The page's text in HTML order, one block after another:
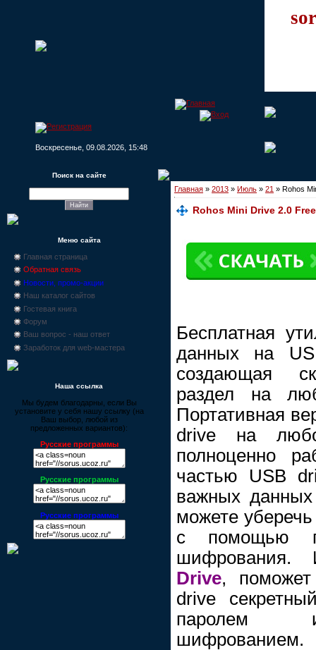
Воскресенье, 09.08.2026, 15:48
Поиск на сайте
Меню сайта
Главная страница
Обратная связь
Новости, промо-акции
Наш каталог сайтов
Гостевая книга
Форум
Ваш вопрос - наш ответ
Заработок для web-мастера
Наша ссылка
Мы будем благодарны, если Вы
установите у себя нашу ссылку (на
Ваш выбор, любой из
предложенных вариантов):
Русские программы
Русские программы
Русские программы
Главная » 2013 » Июль » 21 » Rohos
Rohos Mini Drive 2.0
Бесплатная
данных на
создающая
раздел на
Портативная
drive на
полноценно
частью USB
важных
можете уберечь
с помощью
Drive,
drive
паролем
шифрованием.